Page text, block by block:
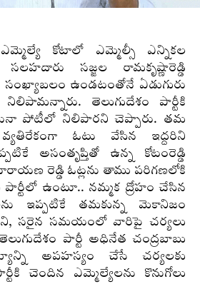
ఎమ్మెల్యే కోటాలో ఎమ్మెల్సీ ఎన్నికల
సజ్జల రామకృష్ణారెడ్డి
సంఖ్యాబలం ఉండటంతోనే ఏడుగురు
తెలుగుదేశం పార్టీకి
పోటీలో నిలిపారని చెప్పారు. తమ
వ్యతిరేకంగా ఓటు వేసిన ఇద్దరిని
అసంతృప్తితో ఉన్న కోటంరెడ్డి
రెడ్డి ఓట్లను తాము పరిగణలోకి
పార్టీలో ఉంటూ.. నమ్మక ద్రోహం చేసిన
ఇప్పటికే తమకున్న మెకానిజం
సరైన సమయంలో వారిపై చర్యలు
పార్టీ అధినేత చంద్రబాబు
అపహస్యం చేసే చర్యలకు
చెందిన ఎమ్మెల్యేలను కొనుగోలు